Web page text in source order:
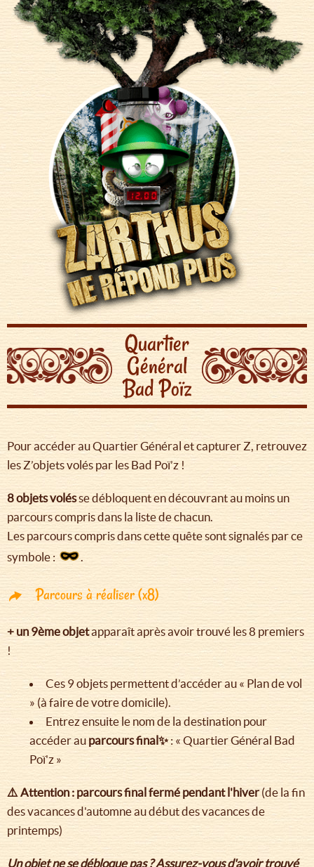
Quartier
Général
Bad Poïz
Pour accéder au Quartier Général et capturer Z, retrouvez
les Z’objets volés par les Bad Poï’z !
8 objets volésse débloquent en découvrant au moins un
parcours compris dans la liste de chacun.
Les parcours compris dans cette quête sont signalés par ce
symbole :
.
Parcours à réaliser (x8)
+ un 9ème objetapparaît après avoir trouvé les 8 premiers
!
Ces 9 objets permettent d’accéder au « Plan de vol
» (à faire de votre domicile).
Entrez ensuite le nom de la destination pour
accéder au parcours final✨: « Quartier Général Bad
Poï'z »
⚠️ Attention : parcours final fermé pendant l'hiver (de la fin
des vacances d'automne au début des vacances de
printemps)
Un objet ne se débloque pas ? Assurez-vous d'avoir trouvé